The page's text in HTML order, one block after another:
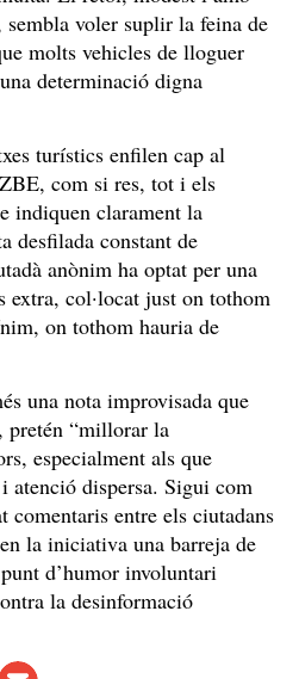
sembla voler suplir la feina de
molts vehicles de lloguer
determinació digna
turístics enfilen cap al
com si res, tot i els
indiquen clarament la
desfilada constant de
anònim ha optat per una
extra, col·locat just on tothom
on tothom hauria de
una nota improvisada que
pretén “millorar la
especialment als que
atenció dispersa. Sigui com
comentaris entre els ciutadans
la iniciativa una barreja de
d’humor involuntari
la desinformació